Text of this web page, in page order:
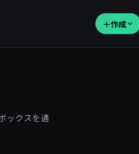
＋作成
ックスを通